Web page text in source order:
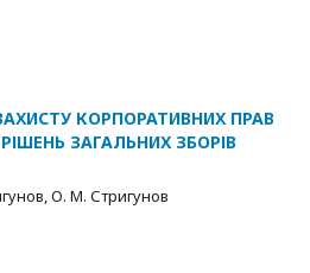
КОРПОРАТИВНИХ ПРАВ
ЗАГАЛЬНИХ ЗБОРІВ
О. М. Стригунов